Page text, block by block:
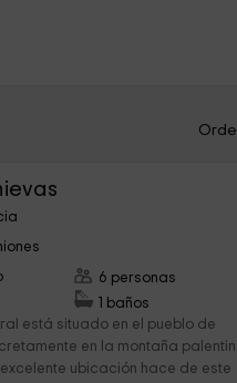
6 personas
1 baños
está situado en el pueblo de
en la montaña
ubicación hace de este